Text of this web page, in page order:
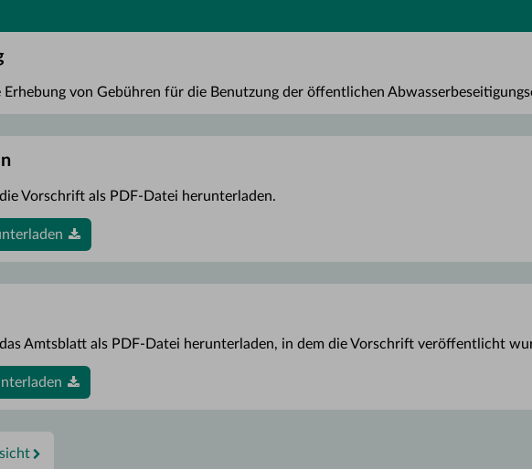
Erhebung von Gebühren für die Benutzung der öffentlichen
Vorschrift als PDF-Datei herunterladen.
Amtsblatt als PDF-Datei herunterladen, in dem die Vorschrift veröffentlicht